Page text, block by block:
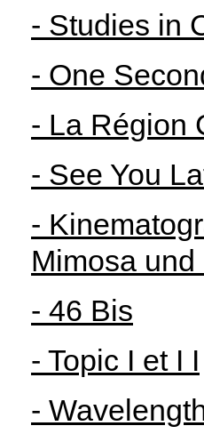
- Studies in
- One
- La Région
- See You
-
Mimosa
- 46 Bis
- Topic I et I I
-